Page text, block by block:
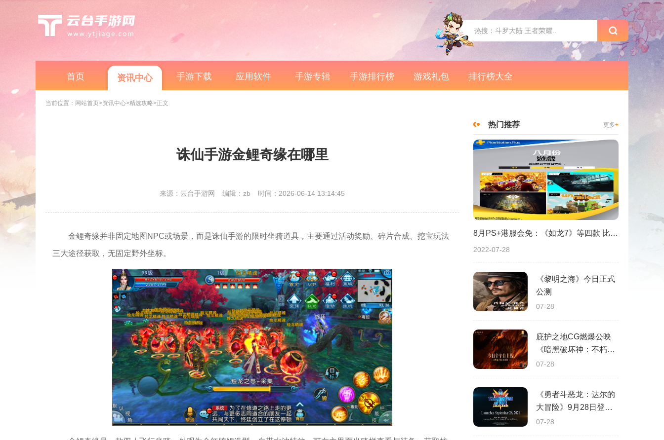
首页 资讯中心 手游下载 应用软件 手游专辑 手游排行榜 游戏礼包 排行榜大全
当前位置： 网站首页>资讯中心>精选攻略>正文
诛仙手游金鲤奇缘在哪里
来源：云台手游网 编辑：zb 时间：2026-06-14 13:14:45
金鲤奇缘并非固定地图NPC或场景，而是诛仙手游的限时坐骑道具，主要通过活动奖励、碎片合成、挖宝玩法
三大途径获取，无固定野外坐标。
热门推荐 更多+
8月PS+港服会免：《如龙7》等四款 比欧美服多一款
2022-07-28
《黎明之海》今日正式
公测
07-28
庇护之地CG燃爆公映
《暗黑破坏神：不朽》
今日全平台上线
07-28
《勇者斗恶龙：达尔的
大冒险》9月28日登陆
苹果谷歌应用商店
07-28